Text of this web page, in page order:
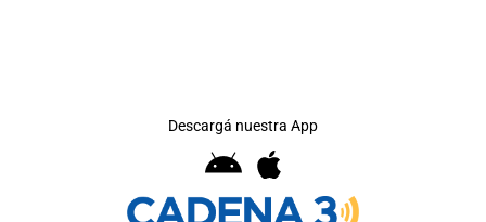
Descargá nuestra App